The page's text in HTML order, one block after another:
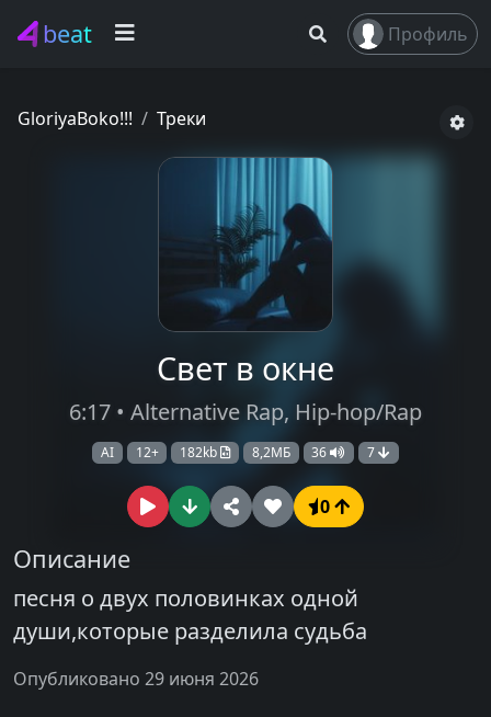
beat Профиль
GloriyaBoko!!! Треки
Свет в окне
6:17 • Alternative Rap, Hip-hop/Rap
AI 12+ 182kb 8,2МБ 36 7
0
Описание
песня о двух половинках одной
души,которые разделила судьба
Опубликовано 29 июня 2026